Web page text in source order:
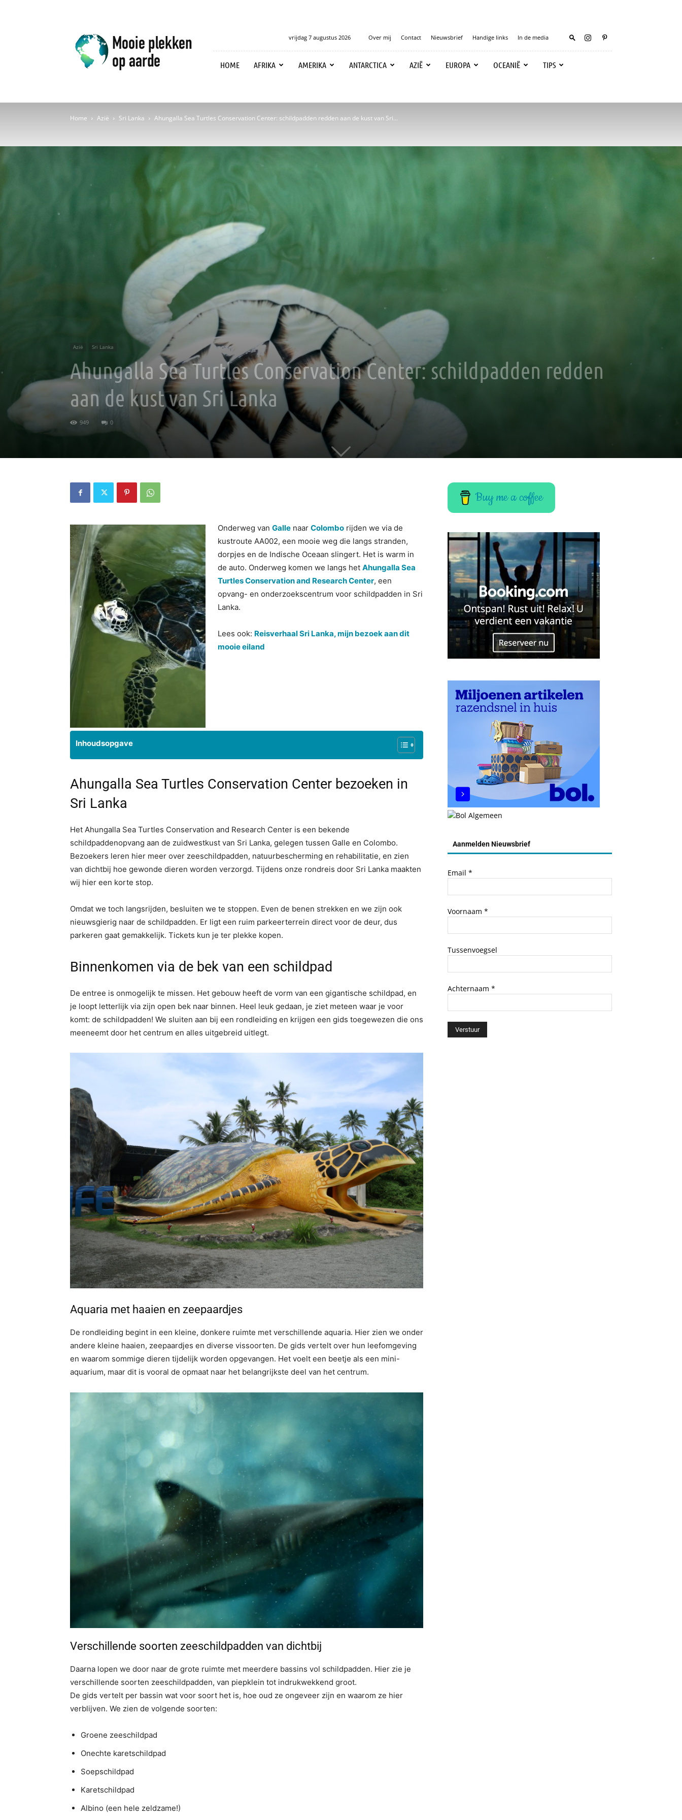
Mooie
plekken
op
aarde
vrijdag 7 augustus 2026 Over mij Contact Nieuwsbrief Handige links In de media
HOME AFRIKA AMERIKA ANTARCTICA AZIË EUROPA OCEANIË TIPS
Home Azië Sri Lanka Ahungalla Sea Turtles Conservation Center: schildpadden redden aan de kust van Sri...
Azië Sri Lanka
Ahungalla Sea Turtles Conservation Center: schildpadden redden
aan de kust van Sri Lanka
949 0
Onderweg van Galle naar Colombo rijden we via de
kustroute AA002, een mooie weg die langs stranden,
dorpjes en de Indische Oceaan slingert. Het is warm in
de auto. Onderweg komen we langs het Ahungalla Sea
Turtles Conservation and Research Center, een
opvang- en onderzoekscentrum voor schildpadden in Sri
Lanka.
Lees ook: Reisverhaal Sri Lanka, mijn bezoek aan dit
mooie eiland
Inhoudsopgave
Ahungalla Sea Turtles Conservation Center bezoeken in
Sri Lanka
Het Ahungalla Sea Turtles Conservation and Research Center is een bekende
schildpaddenopvang aan de zuidwestkust van Sri Lanka, gelegen tussen Galle en Colombo.
Bezoekers leren hier meer over zeeschildpadden, natuurbescherming en rehabilitatie, en zien
van dichtbij hoe gewonde dieren worden verzorgd. Tijdens onze rondreis door Sri Lanka maakten
wij hier een korte stop.
Omdat we toch langsrijden, besluiten we te stoppen. Even de benen strekken en we zijn ook
nieuwsgierig naar de schildpadden. Er ligt een ruim parkeerterrein direct voor de deur, dus
parkeren gaat gemakkelijk. Tickets kun je ter plekke kopen.
Binnenkomen via de bek van een schildpad
De entree is onmogelijk te missen. Het gebouw heeft de vorm van een gigantische schildpad, en
je loopt letterlijk via zijn open bek naar binnen. Heel leuk gedaan, je ziet meteen waar je voor
komt: de schildpadden! We sluiten aan bij een rondleiding en krijgen een gids toegewezen die ons
meeneemt door het centrum en alles uitgebreid uitlegt.
Aquaria met haaien en zeepaardjes
De rondleiding begint in een kleine, donkere ruimte met verschillende aquaria. Hier zien we onder
andere kleine haaien, zeepaardjes en diverse vissoorten. De gids vertelt over hun leefomgeving
en waarom sommige dieren tijdelijk worden opgevangen. Het voelt een beetje als een mini-
aquarium, maar dit is vooral de opmaat naar het belangrijkste deel van het centrum.
Verschillende soorten zeeschildpadden van dichtbij
Daarna lopen we door naar de grote ruimte met meerdere bassins vol schildpadden. Hier zie je
verschillende soorten zeeschildpadden, van piepklein tot indrukwekkend groot.
De gids vertelt per bassin wat voor soort het is, hoe oud ze ongeveer zijn en waarom ze hier
verblijven. We zien de volgende soorten:
Groene zeeschildpad
Onechte karetschildpad
Soepschildpad
Karetschildpad
Albino (een hele zeldzame!)
Buy me a coffee
Aanmelden Nieuwsbrief
Email *
Voornaam *
Tussenvoegsel
Achternaam *